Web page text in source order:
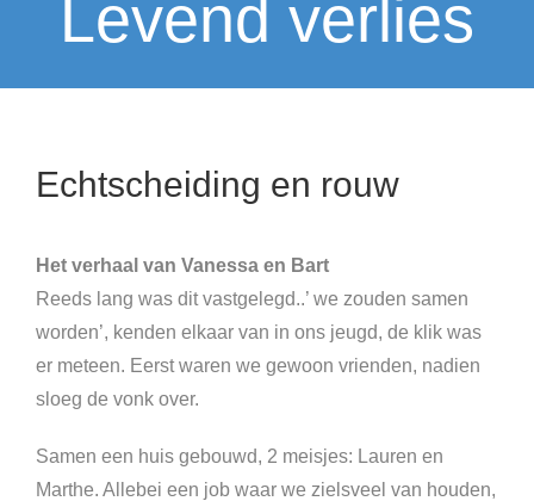
Levend verlies
Echtscheiding en rouw
Het verhaal van Vanessa en Bart
Reeds lang was dit vastgelegd..’ we zouden samen
worden’, kenden elkaar van in ons jeugd, de klik was
er meteen. Eerst waren we gewoon vrienden, nadien
sloeg de vonk over.
Samen een huis gebouwd, 2 meisjes: Lauren en
Marthe. Allebei een job waar we zielsveel van houden,